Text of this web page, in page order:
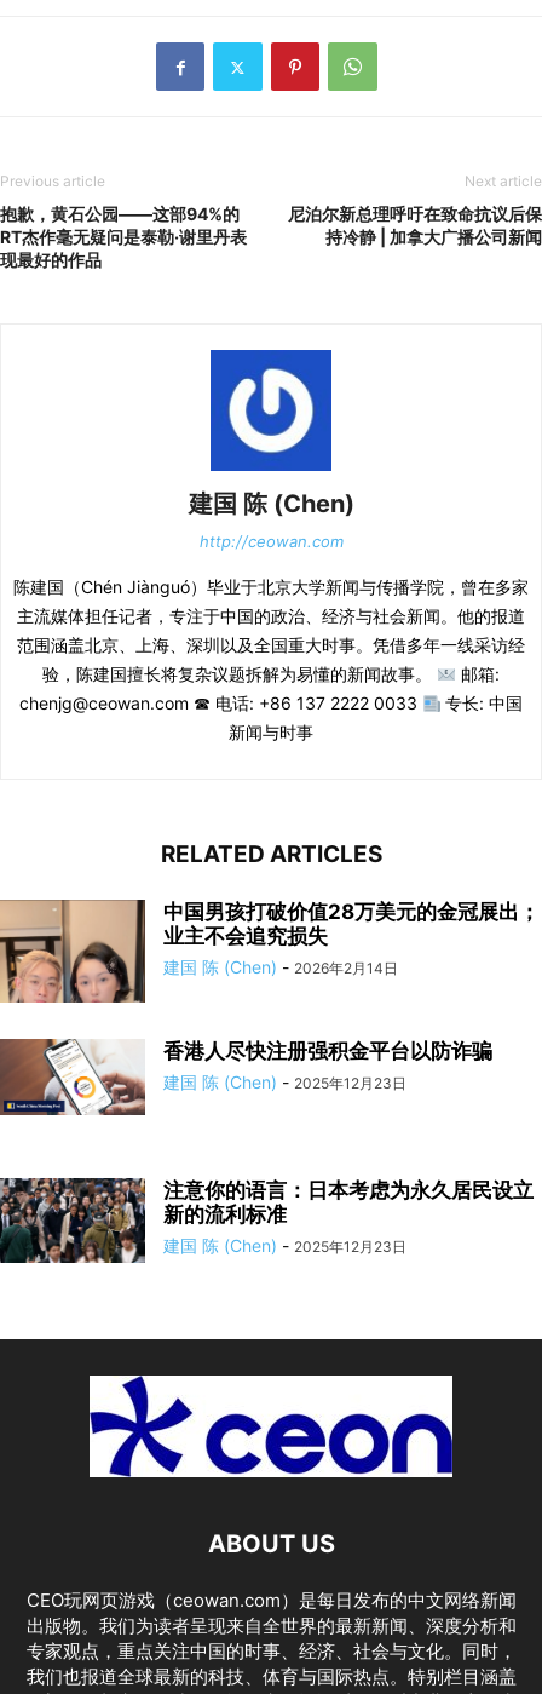
Previous article
抱歉，黄石公园——这部94%的
RT杰作毫无疑问是泰勒·谢里丹表
现最好的作品
Next article
尼泊尔新总理呼吁在致命抗议后保
持冷静 | 加拿大广播公司新闻
建国 陈 (Chen)
http://ceowan.com
陈建国（Chén Jiànguó）毕业于北京大学新闻与传播学院，曾在多家
主流媒体担任记者，专注于中国的政治、经济与社会新闻。他的报道
范围涵盖北京、上海、深圳以及全国重大时事。凭借多年一线采访经
验，陈建国擅长将复杂议题拆解为易懂的新闻故事。
邮箱:
chenjg@ceowan.com ☎ 电话: +86 137 2222 0033
专长: 中国
新闻与时事
RELATED ARTICLES
中国男孩打破价值28万美元的金冠展出；
业主不会追究损失
建国 陈 (Chen) - 2026年2月14日
香港人尽快注册强积金平台以防诈骗
建国 陈 (Chen) - 2025年12月23日
注意你的语言：日本考虑为永久居民设立
新的流利标准
建国 陈 (Chen) - 2025年12月23日
ABOUT US
CEO玩网页游戏（ceowan.com）是每日发布的中文网络新闻
出版物。我们为读者呈现来自全世界的最新新闻、深度分析和
专家观点，重点关注中国的时事、经济、社会与文化。同时，
我们也报道全球最新的科技、体育与国际热点。特别栏目涵盖